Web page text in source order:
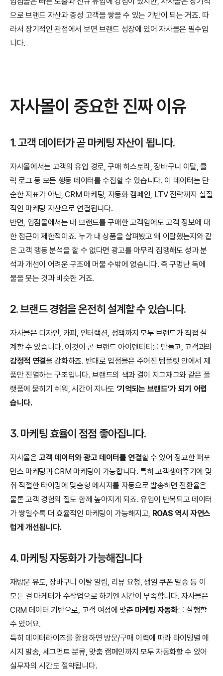
으로 브랜드 자산과 충성 고객을 쌓을 수 있는 기반이 되는 거죠. 따
라서 장기적인 관점에서 보면 브랜드 성장에 있어 자사몰은 필수입
니다.
자사몰이 중요한 진짜 이유
1. 고객 데이터가 곧 마케팅 자산이 됩니다.
자사몰에서는 고객의 유입 경로, 구매 히스토리, 장바구니 이탈, 클
릭 로그 등 모든 행동 데이터를 수집할 수 있습니다. 이 데이터는 단
순한 지표가 아닌, CRM 마케팅, 자동화 캠페인, LTV 전략까지 실질
적인 마케팅 자산으로 연결됩니다.
반면, 입점몰에서는 내 브랜드를 구매한 고객임에도 고객 정보에 대
한 접근이 제한적이죠. 누가 내 상품을 살펴봤고 왜 이탈했는지와 같
은 고객 행동 분석을 할 수 없다면 광고를 아무리 집행해도 성과 분
석과 개선이 어려운 구조에 머물 수밖에 없습니다. 즉 구멍난 독에
물을 붓는 것과 비슷한 거죠.
2. 브랜드 경험을 온전히 설계할 수 있습니다.
자사몰은 디자인, 카피, 인터랙션, 정책까지 모두 브랜드가 직접 설
감정적 연결을 강화하죠. 반대로 입점몰은 주어진 템플릿 안에서 제
품만 진열하는 구조입니다. 브랜드의 색과 결이 지그재그와 같은 플
랫폼에 묻히기 쉬워, 시간이 지나도 ‘기억되는 브랜드’가 되기 어렵
습니다.
3. 마케팅 효율이 점점 좋아집니다.
자사몰은 고객 데이터와 광고 데이터를 연결할 수 있어 정교한 퍼포
먼스 마케팅과 CRM 마케팅이 가능합니다. 특히 고객생애주기에 맞
춰 적절한 타이밍에 맞춤형 메시지를 자동으로 발송하면 전환율은
물론 고객 경험의 질도 함께 높아지게 되죠. 유입이 반복되고 데이터
가 쌓일수록 더 효율적인 마케팅이 가능해지고, ROAS 역시 자연스
럽게 개선됩니다.
4. 마케팅 자동화가 가능해집니다
재방문 유도, 장바구니 이탈 알림, 리뷰 요청, 생일 쿠폰 발송 등 이
모든 걸 마케터가 수작업으로 하기엔 시간이 부족합니다. 자사몰은
CRM 데이터 기반으로, 고객 여정에 맞춘 마케팅 자동화를 실행할
수 있어요.
특히 데이터라이즈를 활용하면 방문/구매 이력에 따라 타이밍별 메
시지 발송, 세그먼트 분류, 맞춤 캠페인까지 모두 자동화할 수 있어
실무자의 시간도 절약됩니다.